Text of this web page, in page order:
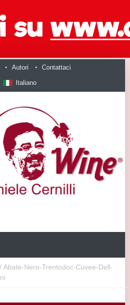
Autori Contattaci
Italiano
/ Abate-Nero-Trentodoc-Cuvee-Dell-